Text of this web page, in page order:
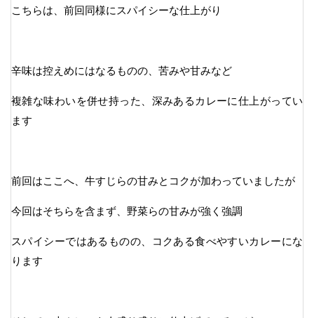
こちらは、前回同様にスパイシーな仕上がり
辛味は控えめにはなるものの、苦みや甘みなど
複雑な味わいを併せ持った、深みあるカレーに仕上がってい
ます
前回はここへ、牛すじらの甘みとコクが加わっていましたが
今回はそちらを含まず、野菜らの甘みが強く強調
スパイシーではあるものの、コクある食べやすいカレーにな
ります